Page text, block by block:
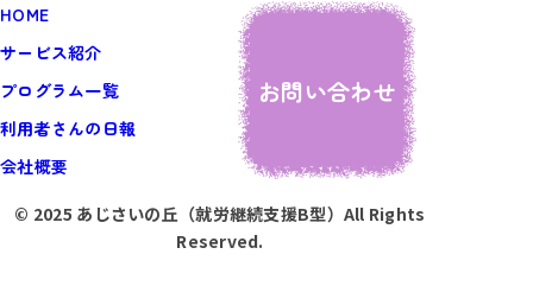
HOME
サービス紹介
プログラム一覧
利用者さんの日報
会社概要
お問い合わせ
© 2025 あじさいの丘（就労継続支援B型）All Rights
Reserved.